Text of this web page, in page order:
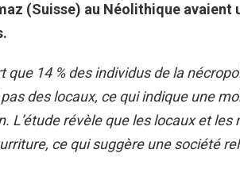
(Suisse) au Néolithique avaient
14 % des individus de la
des locaux, ce qui indique une
L’étude révèle que les locaux et les
ce qui suggère une société